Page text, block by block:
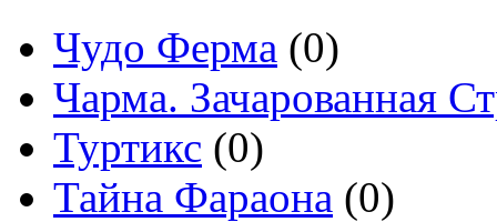
Чудо Ферма (0)
Чарма. Зачарованная
Туртикс (0)
Тайна Фараона (0)